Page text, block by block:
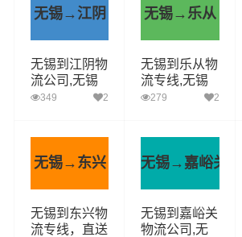
无锡→江阴
无锡到江阴物
流公司,无锡
到江阴货运专
349 2
无锡→乐从
无锡到乐从物
流专线,无锡
附近物流公司
279 2
无锡→东兴
无锡到东兴物
流专线，直送
无锡→嘉峪关
无锡到嘉峪关
物流公司,无